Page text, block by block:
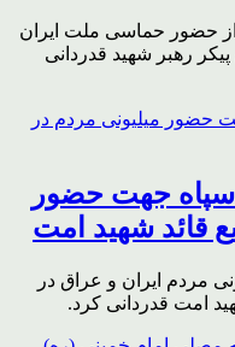
از حضور حماسی ملت ایران
رهبر شهید قدردانی
سپاه جهت حضور
قائد شهید امت
مردم ایران و عراق در
امت قدردانی کرد.